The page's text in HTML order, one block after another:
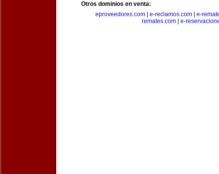
Otros dominios en venta:
eproveedores.com
e-reclamos.com
e-
remates.com| e-